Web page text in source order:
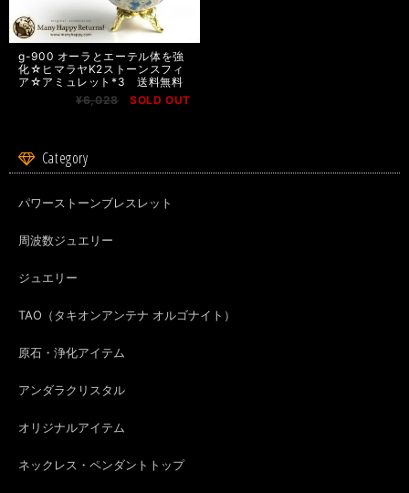
g-900 オーラとエーテル体を強
化☆ヒマラヤK2ストーンスフィ
ア☆アミュレット*3 送料無料
¥6,028
SOLD OUT
Category
パワーストーンブレスレット
周波数ジュエリー
ジュエリー
TAO（タキオンアンテナ オルゴナイト）
原石・浄化アイテム
アンダラクリスタル
オリジナルアイテム
ネックレス・ペンダントトップ